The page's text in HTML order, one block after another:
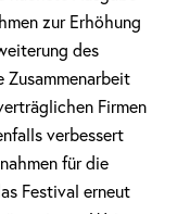
zur Erhöhung
des
Zusammenarbeit
Firmen
verbessert
für die
Festival erneut